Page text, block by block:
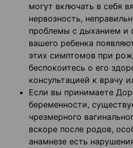
могут включать в себя
нервозность,
проблемы с дыханием и
вашего ребенка
этих симптомов при
беспокоитесь о его
консультацией к врачу
Если вы принимаете
беременности,
чрезмерного
вскоре после родов,
анамнезе есть